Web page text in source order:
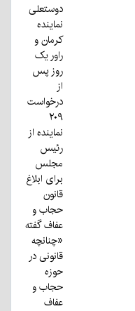
دوستعلی
نماینده
کرمان و
راور یک
روز پس
از
درخواست
۲۰۹
نماینده از
رئیس
مجلس
برای ابلاغ
قانون
حجاب و
عفاف گفته
«چنانچه
قانونی در
حوزه
حجاب و
عفاف